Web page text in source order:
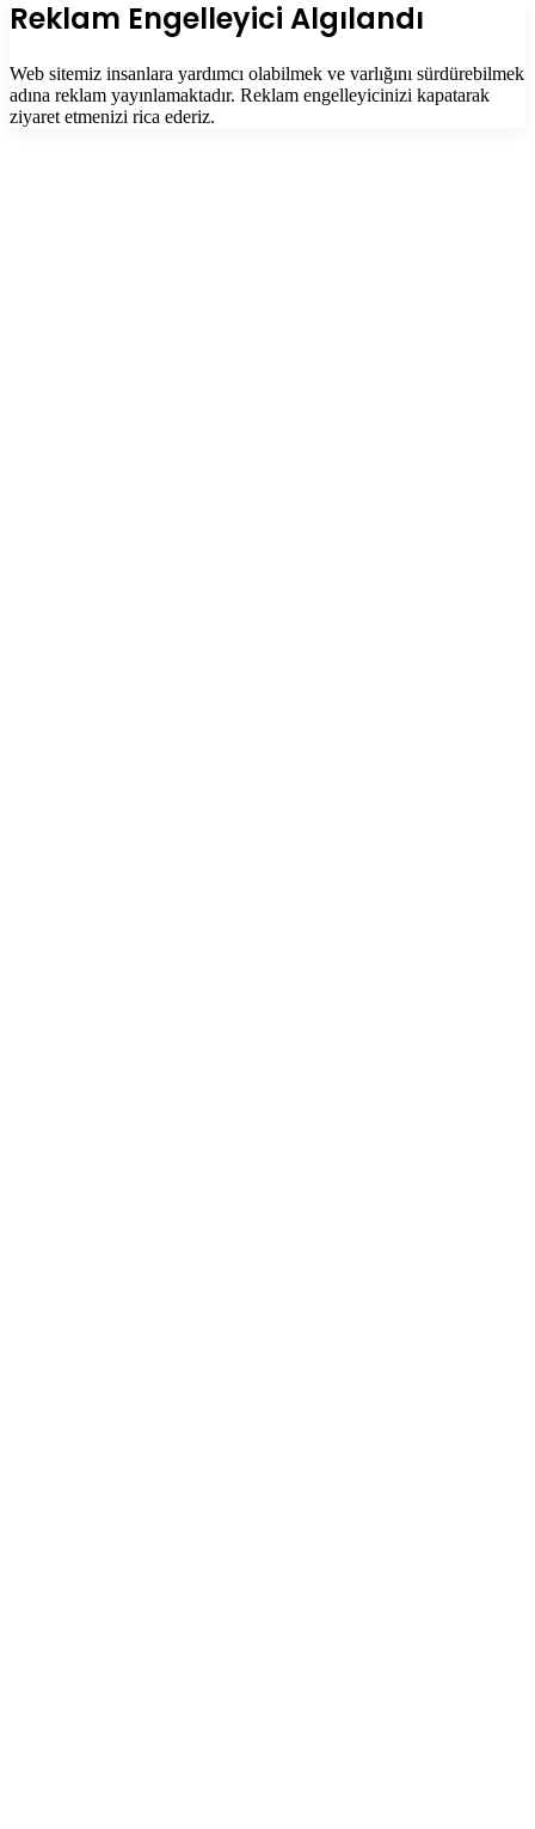
Kapalı
Reklam Engelleyici Algılandı
Web sitemiz insanlara yardımcı olabilmek ve varlığını sürdürebilmek
adına reklam yayınlamaktadır. Reklam engelleyicinizi kapatarak
ziyaret etmenizi rica ederiz.